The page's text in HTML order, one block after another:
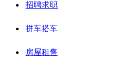
招聘求职
拼车搭车
房屋租售